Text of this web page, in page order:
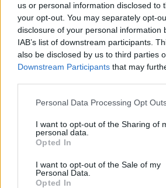
us or personal information disclosed to
your opt-out. You may separately opt-
disclosure of your personal information
IAB’s list of downstream participants.
also be disclosed by us to third parties
Downstream Participants that may
Personal Data Processing Opt
I want to opt-out of the Sharing of
personal data.
Opted In
I want to opt-out of the Sale of my
Personal Data.
Opted In